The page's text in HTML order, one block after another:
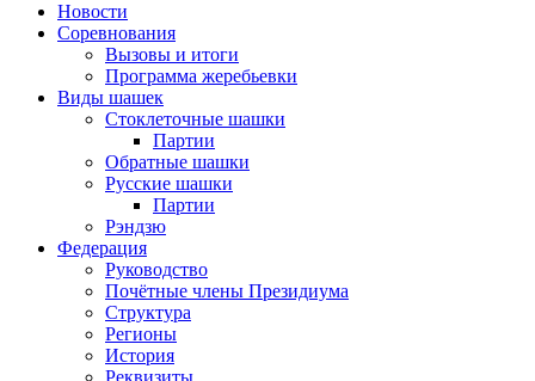
Новости
Соревнования
Вызовы и итоги
Программа жеребьевки
Виды шашек
Стоклеточные шашки
Партии
Обратные шашки
Русские шашки
Партии
Рэндзю
Федерация
Руководство
Почётные члены Президиума
Структура
Регионы
История
Реквизиты